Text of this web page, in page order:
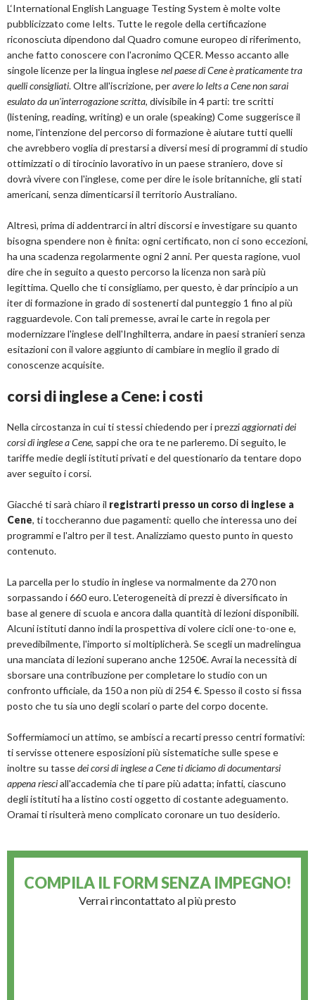
L‘International English Language Testing System è molte volte
pubblicizzato come Ielts. Tutte le regole della certificazione
riconosciuta dipendono dal Quadro comune europeo di riferimento,
anche fatto conoscere con l'acronimo QCER. Messo accanto alle
singole licenze per la lingua inglesenel paese di Cene è praticamente tra
quelli consigliati. Oltre all'iscrizione, peravere lo Ielts a Cene non sarai
esulato da un'interrogazione scritta, divisibile in 4 parti: tre scritti
(listening, reading, writing) e un orale (speaking) Come suggerisce il
nome, l'intenzione del percorso di formazione è aiutare tutti quelli
che avrebbero voglia di prestarsi a diversi mesi di programmi di studio
ottimizzati o di tirocinio lavorativo in un paese straniero, dove si
dovrà vivere con l'inglese, come per dire le isole britanniche, gli stati
americani, senza dimenticarsi il territorio Australiano.
Altresì, prima di addentrarci in altri discorsi e investigare su quanto
bisogna spendere non è finita: ogni certificato, non ci sono eccezioni,
ha una scadenza regolarmente ogni 2 anni. Per questa ragione, vuol
dire che in seguito a questo percorso la licenza non sarà più
legittima. Quello che ti consigliamo, per questo, è dar principio a un
iter di formazione in grado di sostenerti dal punteggio 1 fino al più
ragguardevole. Con tali premesse, avrai le carte in regola per
modernizzare l'inglese dell'Inghilterra, andare in paesi stranieri senza
esitazioni con il valore aggiunto di cambiare in meglio il grado di
conoscenze acquisite.
corsi di inglese a Cene: i costi
Nella circostanza in cui ti stessi chiedendo per i prezziaggiornati dei
corsi di inglese a Cene, sappi che ora te ne parleremo. Di seguito, le
tariffe medie degli istituti privati e del questionario da tentare dopo
aver seguito i corsi.
Giacché ti sarà chiaro il registrarti presso un corso di inglese a
Cene, ti toccheranno due pagamenti: quello che interessa uno dei
programmi e l'altro per il test. Analizziamo questo punto in questo
contenuto.
La parcella per lo studio in inglese va normalmente da 270 non
sorpassando i 660 euro. L'eterogeneità di prezzi è diversificato in
base al genere di scuola e ancora dalla quantità di lezioni disponibili.
Alcuni istituti danno indi la prospettiva di volere cicli one-to-one e,
prevedibilmente, l'importo si moltiplicherà. Se scegli un madrelingua
una manciata di lezioni superano anche 1250€. Avrai la necessità di
sborsare una contribuzione per completare lo studio con un
confronto ufficiale, da 150 a non più di 254 €. Spesso il costo si fissa
posto che tu sia uno degli scolari o parte del corpo docente.
Soffermiamoci un attimo, se ambisci a recarti presso centri formativi:
ti servisse ottenere esposizioni più sistematiche sulle spese e
inoltre su tassedei corsi di inglese a Cene ti diciamo di documentarsi
appena riesciall'accademia che ti pare più adatta; infatti, ciascuno
degli istituti ha a listino costi oggetto di costante adeguamento.
Oramai ti risulterà meno complicato coronare un tuo desiderio.
COMPILA IL FORMSENZA IMPEGNO!
Verrai rincontattato al più presto